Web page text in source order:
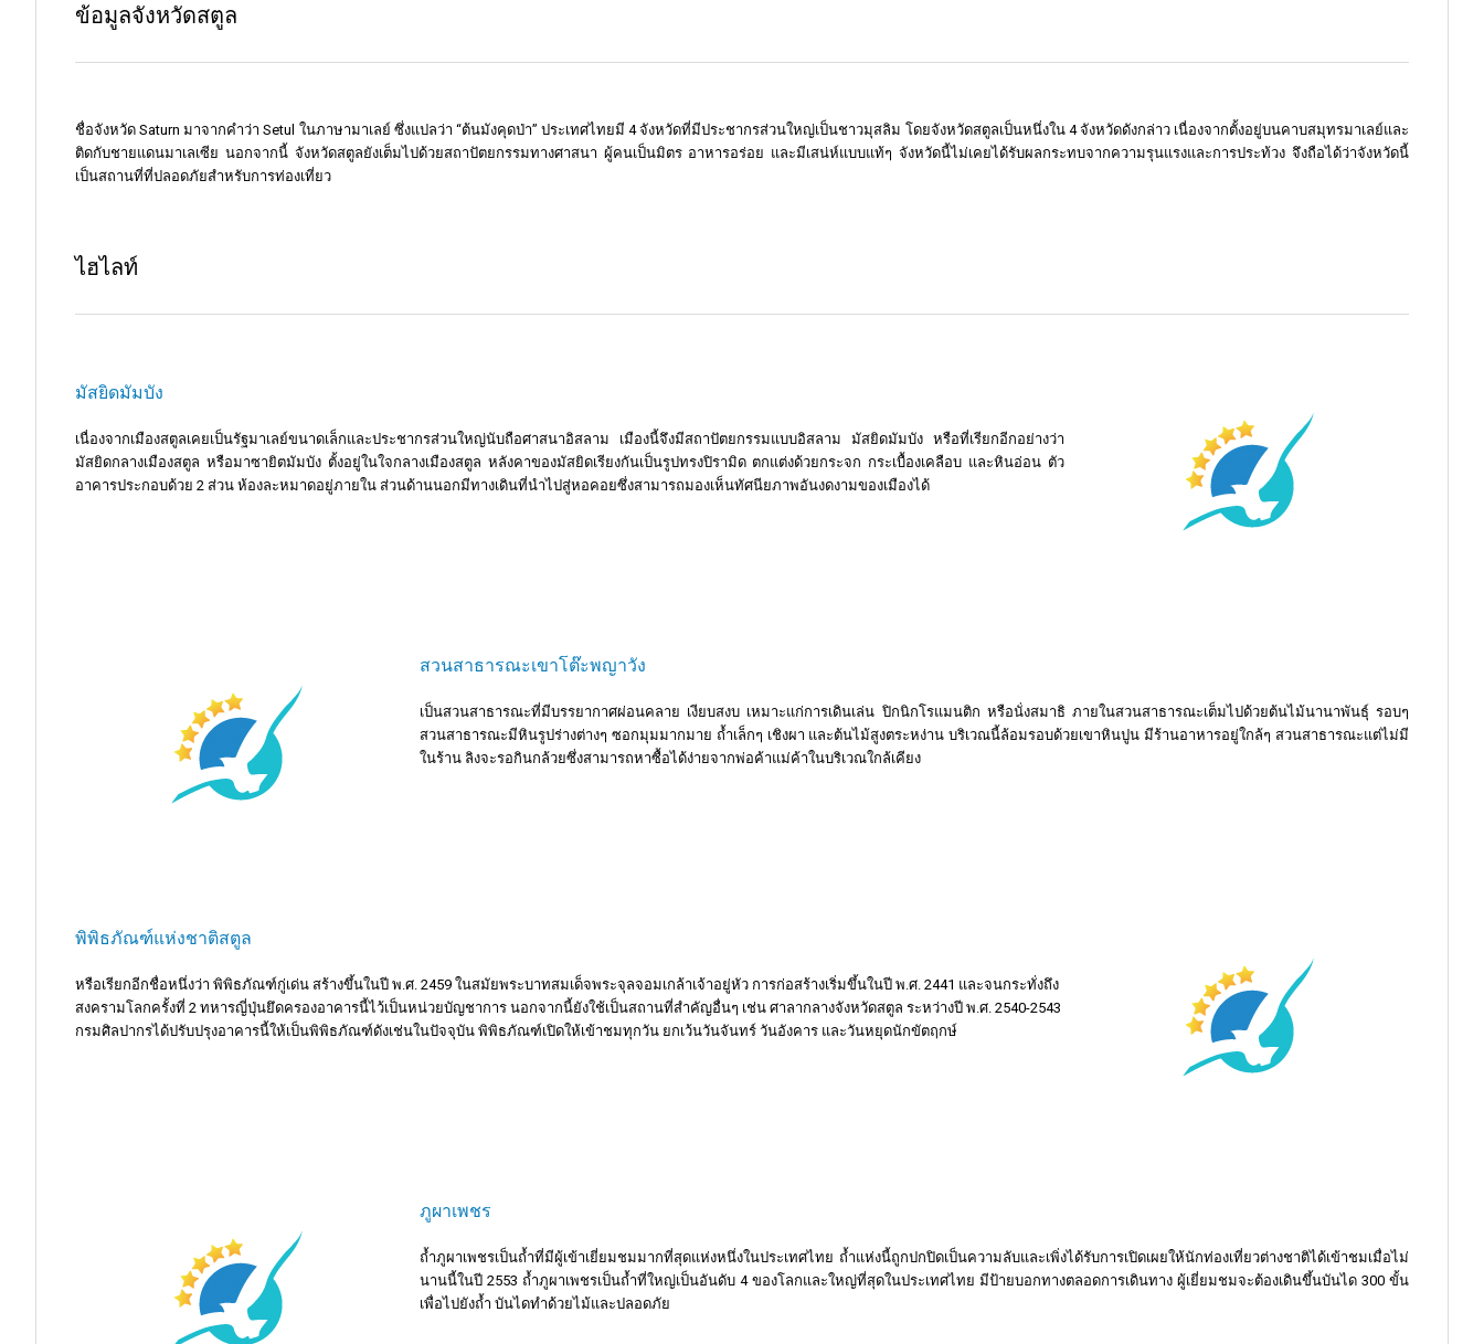
ข้อมูลจังหวัดสตูล
ชื่อจังหวัด Saturn มาจากคำว่า Setul ในภาษามาเลย์ ซึ่งแปลว่า “ต้นมังคุดป่า” ประเทศไทยมี 4 จังหวัดที่มีประชากรส่วนใหญ่เป็นชาวมุสลิม โดยจังหวัดสตูลเป็นหนึ่งใน 4 จังหวัดดังกล่าว เนื่องจากตั้งอยู่บนคาบสมุทรมาเลย์และ
ติดกับชายแดนมาเลเซีย นอกจากนี้ จังหวัดสตูลยังเต็มไปด้วยสถาปัตยกรรมทางศาสนา ผู้คนเป็นมิตร อาหารอร่อย และมีเสน่ห์แบบแท้ๆ จังหวัดนี้ไม่เคยได้รับผลกระทบจากความรุนแรงและการประท้วง จึงถือได้ว่าจังหวัดนี้
เป็นสถานที่ที่ปลอดภัยสำหรับการท่องเที่ยว
ไฮไลท์
มัสยิดมัมบัง
เนื่องจากเมืองสตูลเคยเป็นรัฐมาเลย์ขนาดเล็กและประชากรส่วนใหญ่นับถือศาสนาอิสลาม เมืองนี้จึงมีสถาปัตยกรรมแบบอิสลาม มัสยิดมัมบัง หรือที่เรียกอีกอย่างว่า
มัสยิดกลางเมืองสตูล หรือมาซายิตมัมบัง ตั้งอยู่ในใจกลางเมืองสตูล หลังคาของมัสยิดเรียงกันเป็นรูปทรงปิรามิด ตกแต่งด้วยกระจก กระเบื้องเคลือบ และหินอ่อน ตัว
อาคารประกอบด้วย 2 ส่วน ห้องละหมาดอยู่ภายใน ส่วนด้านนอกมีทางเดินที่นำไปสู่หอคอยซึ่งสามารถมองเห็นทัศนียภาพอันงดงามของเมืองได้
สวนสาธารณะเขาโต๊ะพญาวัง
เป็นสวนสาธารณะที่มีบรรยากาศผ่อนคลาย เงียบสงบ เหมาะแก่การเดินเล่น ปิกนิกโรแมนติก หรือนั่งสมาธิ ภายในสวนสาธารณะเต็มไปด้วยต้นไม้นานาพันธุ์ รอบๆ
สวนสาธารณะมีหินรูปร่างต่างๆ ซอกมุมมากมาย ถ้ำเล็กๆ เชิงผา และต้นไม้สูงตระหง่าน บริเวณนี้ล้อมรอบด้วยเขาหินปูน มีร้านอาหารอยู่ใกล้ๆ สวนสาธารณะแต่ไม่มี
ในร้าน ลิงจะรอกินกล้วยซึ่งสามารถหาซื้อได้ง่ายจากพ่อค้าแม่ค้าในบริเวณใกล้เคียง
พิพิธภัณฑ์แห่งชาติสตูล
หรือเรียกอีกชื่อหนึ่งว่า พิพิธภัณฑ์กู่เด่น สร้างขึ้นในปี พ.ศ. 2459 ในสมัยพระบาทสมเด็จพระจุลจอมเกล้าเจ้าอยู่หัว การก่อสร้างเริ่มขึ้นในปี พ.ศ. 2441 และจนกระทั่งถึง
สงครามโลกครั้งที่ 2 ทหารญี่ปุ่นยึดครองอาคารนี้ไว้เป็นหน่วยบัญชาการ นอกจากนี้ยังใช้เป็นสถานที่สำคัญอื่นๆ เช่น ศาลากลางจังหวัดสตูล ระหว่างปี พ.ศ. 2540-2543
กรมศิลปากรได้ปรับปรุงอาคารนี้ให้เป็นพิพิธภัณฑ์ดังเช่นในปัจจุบัน พิพิธภัณฑ์เปิดให้เข้าชมทุกวัน ยกเว้นวันจันทร์ วันอังคาร และวันหยุดนักขัตฤกษ์
ภูผาเพชร
ถ้ำภูผาเพชรเป็นถ้ำที่มีผู้เข้าเยี่ยมชมมากที่สุดแห่งหนึ่งในประเทศไทย ถ้ำแห่งนี้ถูกปกปิดเป็นความลับและเพิ่งได้รับการเปิดเผยให้นักท่องเที่ยวต่างชาติได้เข้าชมเมื่อไม่
นานนี้ในปี 2553 ถ้ำภูผาเพชรเป็นถ้ำที่ใหญ่เป็นอันดับ 4 ของโลกและใหญ่ที่สุดในประเทศไทย มีป้ายบอกทางตลอดการเดินทาง ผู้เยี่ยมชมจะต้องเดินขึ้นบันได 300 ขั้น
เพื่อไปยังถ้ำ บันไดทำด้วยไม้และปลอดภัย